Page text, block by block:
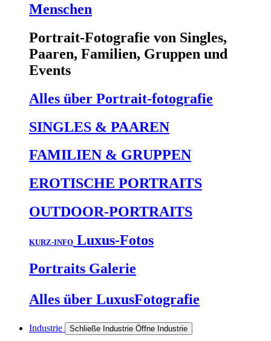
Menschen
Portrait-Fotografie von Singles,
Paaren, Familien, Gruppen und
Events
Alles über Portrait-fotografie
SINGLES & PAAREN
FAMILIEN & GRUPPEN
EROTISCHE PORTRAITS
OUTDOOR-PORTRAITS
KURZ-INFO Luxus-Fotos
Portraits Galerie
Alles über LuxusFotografie
Industrie Schließe Industrie Öffne Industrie